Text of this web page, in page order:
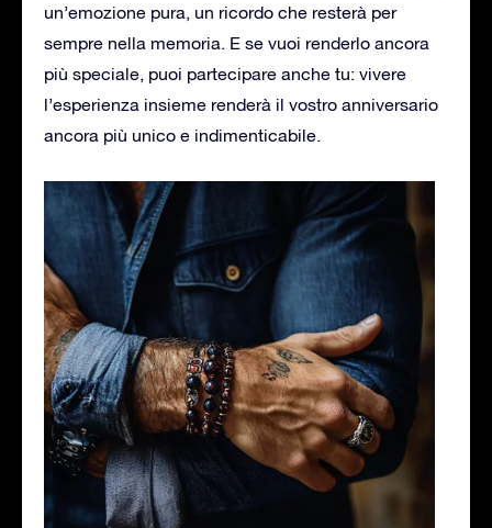
un’emozione pura, un ricordo che resterà per
sempre nella memoria. E se vuoi renderlo ancora
più speciale, puoi partecipare anche tu: vivere
l’esperienza insieme renderà il vostro anniversario
ancora più unico e indimenticabile.